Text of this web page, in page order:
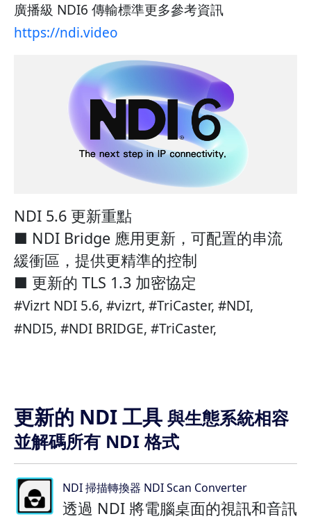
廣播級 NDI6 傳輸標準更多參考資訊
https://ndi.video
NDI 5.6 更新重點
■ NDI Bridge 應用更新，可配置的串流
緩衝區，提供更精準的控制
■ 更新的 TLS 1.3 加密協定
#Vizrt NDI 5.6, #vizrt, #TriCaster, #NDI,
#NDI5, #NDI BRIDGE, #TriCaster,
更新的 NDI 工具 與生態系統相容
並解碼所有 NDI 格式
NDI 掃描轉換器 NDI Scan Converter
透過 NDI 將電腦桌面的視訊和音訊